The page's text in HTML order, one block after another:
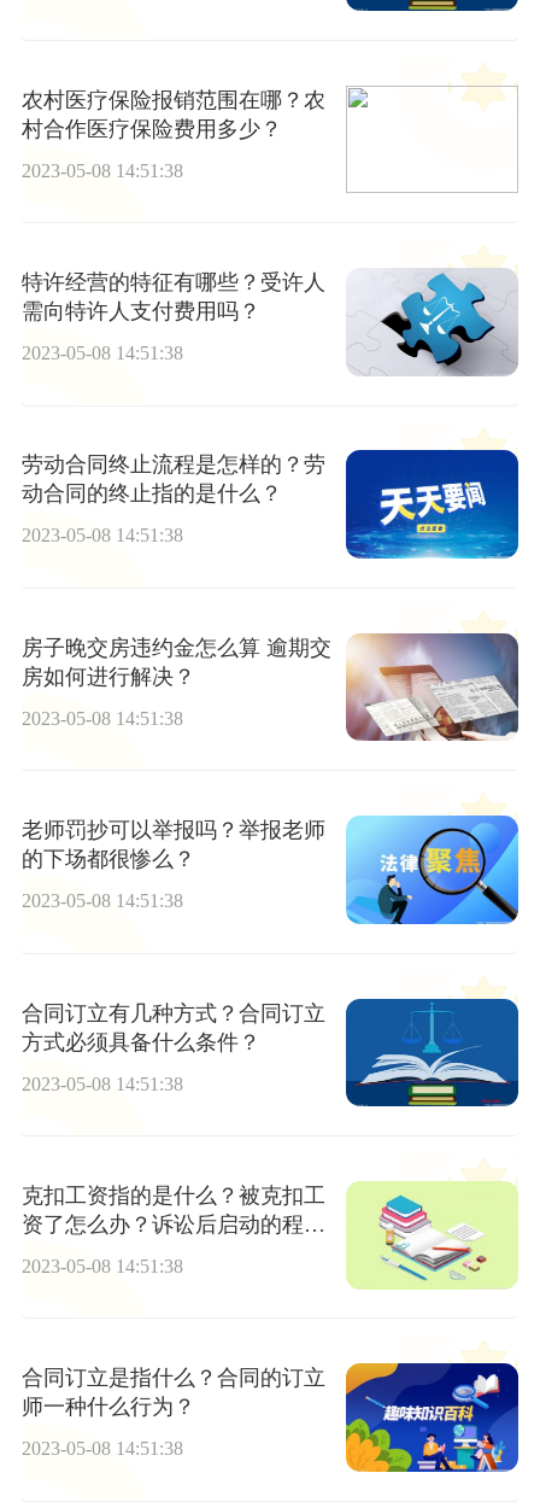
农村医疗保险报销范围在哪？农
村合作医疗保险费用多少？
2023-05-08 14:51:38
特许经营的特征有哪些？受许人
需向特许人支付费用吗？
2023-05-08 14:51:38
劳动合同终止流程是怎样的？劳
动合同的终止指的是什么？
2023-05-08 14:51:38
房子晚交房违约金怎么算 逾期交
房如何进行解决？
2023-05-08 14:51:38
老师罚抄可以举报吗？举报老师
的下场都很惨么？
2023-05-08 14:51:38
合同订立有几种方式？合同订立
方式必须具备什么条件？
2023-05-08 14:51:38
克扣工资指的是什么？被克扣工
资了怎么办？诉讼后启动的程序
2023-05-08 14:51:38
合同订立是指什么？合同的订立
师一种什么行为？
2023-05-08 14:51:38